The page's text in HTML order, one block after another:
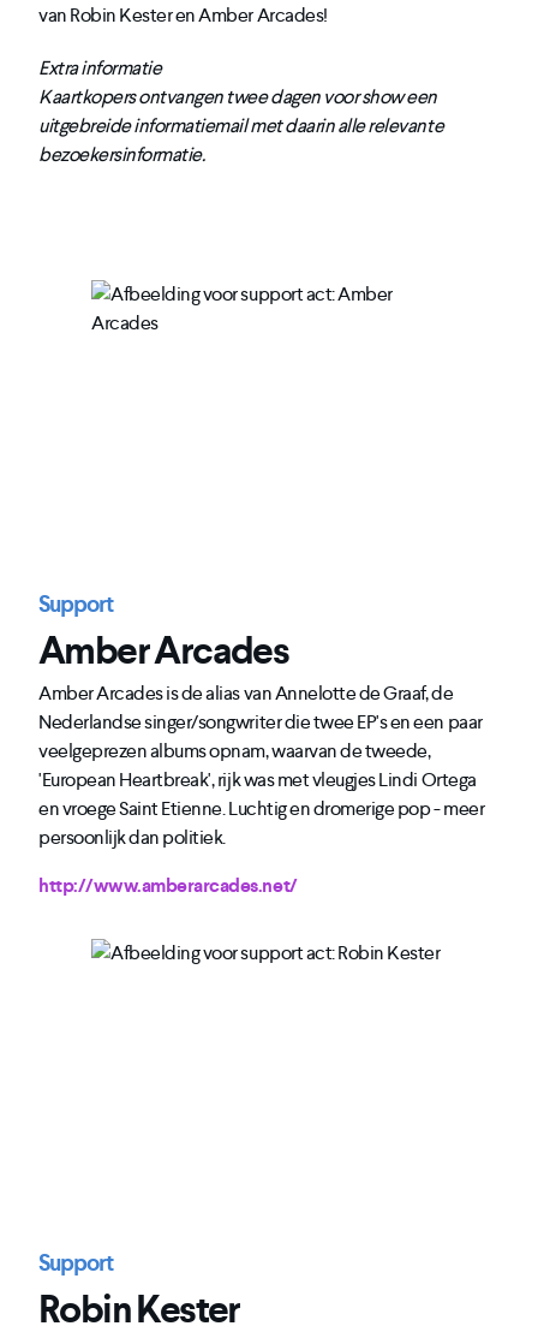
van Robin Kester en Amber Arcades!
Extra informatie
Kaartkopers ontvangen twee dagen voor show een
uitgebreide informatiemail met daarin alle relevante
bezoekersinformatie.
Support
Amber Arcades
Amber Arcades is de alias van Annelotte de Graaf, de
Nederlandse singer/songwriter die twee EP's en een paar
veelgeprezen albums opnam, waarvan de tweede,
'European Heartbreak', rijk was met vleugjes Lindi Ortega
en vroege Saint Etienne. Luchtig en dromerige pop - meer
persoonlijk dan politiek.
http://www.amberarcades.net/
Support
Robin Kester